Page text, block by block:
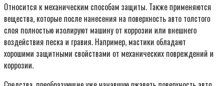
Относится к механическим способам защиты. Также применяются
вещества, которые после нанесения на поверхность авто толстого
слоя полностью изолируют машину от коррозии или внешнего
воздействия песка и гравия. Например, мастики обладают
хорошими защитными свойствами от механических повреждений и
коррозии.